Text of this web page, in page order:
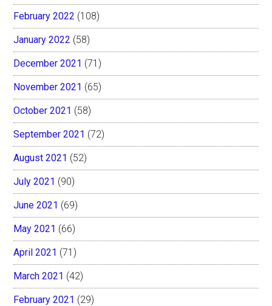
February 2022 (108)
January 2022 (58)
December 2021 (71)
November 2021 (65)
October 2021 (58)
September 2021 (72)
August 2021 (52)
July 2021 (90)
June 2021 (69)
May 2021 (66)
April 2021 (71)
March 2021 (42)
February 2021 (29)